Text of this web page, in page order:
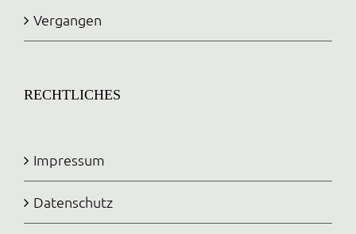
Vergangen
RECHTLICHES
Impressum
Datenschutz